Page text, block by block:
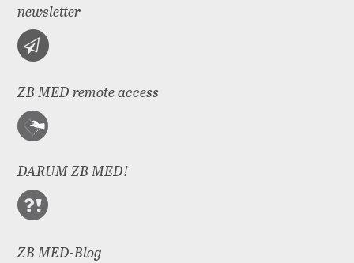
newsletter
ZB MED remote access
DARUM ZB MED!
ZB MED-Blog